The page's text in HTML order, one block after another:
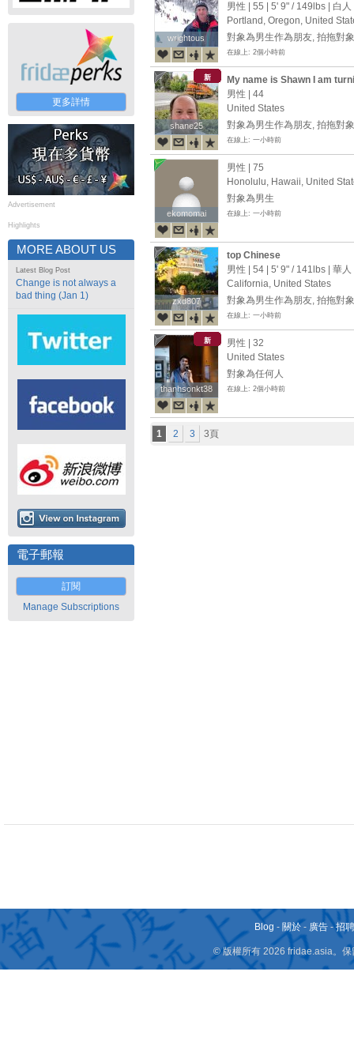
更多詳情
Advertisement
Highlights
MORE ABOUT US
Latest Blog Post
Change is not always a
bad thing (Jan 1)
電子郵報
訂閱
Manage Subscriptions
wrightous
wrightous
男性 | 55 | 5' 9" / 149lbs | 白人
Portland, Oregon, United
對象為男生作為朋友, 拍拖對
在線上: 2個小時前
shane25
shane25
新
My name is Shawn I am
男性 | 44
United States
對象為男生作為朋友, 拍拖對
在線上: 一小時前
ekomomai
ekomomai
男性 | 75
Honolulu, Hawaii, United
對象為男生
在線上: 一小時前
zxd807
zxd807
top Chinese
男性 | 54 | 5' 9" / 141lbs | 華人
California, United States
對象為男生作為朋友, 拍拖對象
在線上: 一小時前
thanhsonkt38
thanhsonkt38
新
男性 | 32
United States
對象為任何人
在線上: 2個小時前
1 2 3 3頁
Blog - 關於 - 廣告 -招
© 版權所有 2026 fridae.asia。